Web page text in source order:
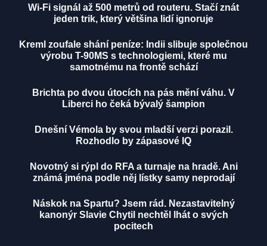
Wi-Fi signál až 500 metrů od routeru. Stačí znát
jeden trik, který většina lidí ignoruje
Kreml zoufale shání peníze: Indii slibuje společnou
výrobu T-90MS s technologiemi, které mu
samotnému na frontě schází
Brichta po dvou útocích na pás mění váhu. V
Liberci ho čeká bývalý šampion
Dnešní Vémola by svou mladší verzi porazil.
Rozhodlo by zápasové IQ
Novotný si rýpl do RFA a turnaje na hradě. Ani
známá jména podle něj lístky samy neprodají
Náskok na Spartu? Jsem rád. Nezastavitelný
kanonýr Slavie Chytil nechtěl lhát o svých
pocitech